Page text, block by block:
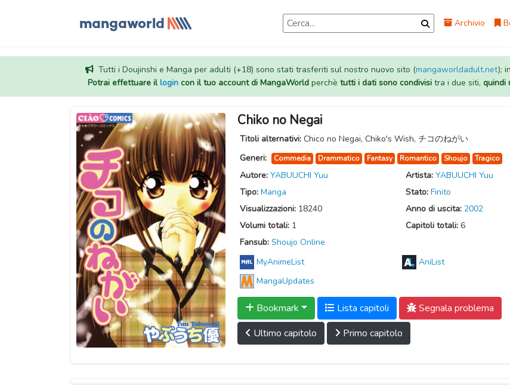
Archivio
Tutti i Doujinshi e Manga per adulti (+18) sono stati trasferiti sul nostro nuovo sito (mangaworldadult.net);
Potrai effettuare illogincon il tuo account di MangaWorldperchè tutti i dati sono condivisitra i due siti, quindi
Chiko no Negai
Titoli alternativi: Chico no Negai, Chiko's Wish, チコのねがい
Generi:
Commedia Drammatico Fantasy Romantico Shoujo Tragico
Autore: YABUUCHI Yuu Artista: YABUUCHI Yuu
Tipo: Manga Stato: Finito
Visualizzazioni: 18240 Anno di uscita: 2002
Volumi totali: 1 Capitoli totali: 6
Fansub: Shoujo Online
MyAnimeList
AniList
MangaUpdates
Bookmark Lista capitoli
Segnala problema
Ultimo capitolo
Primo capitolo